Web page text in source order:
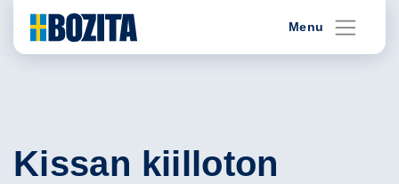
content
Menu
Kissan kiilloton